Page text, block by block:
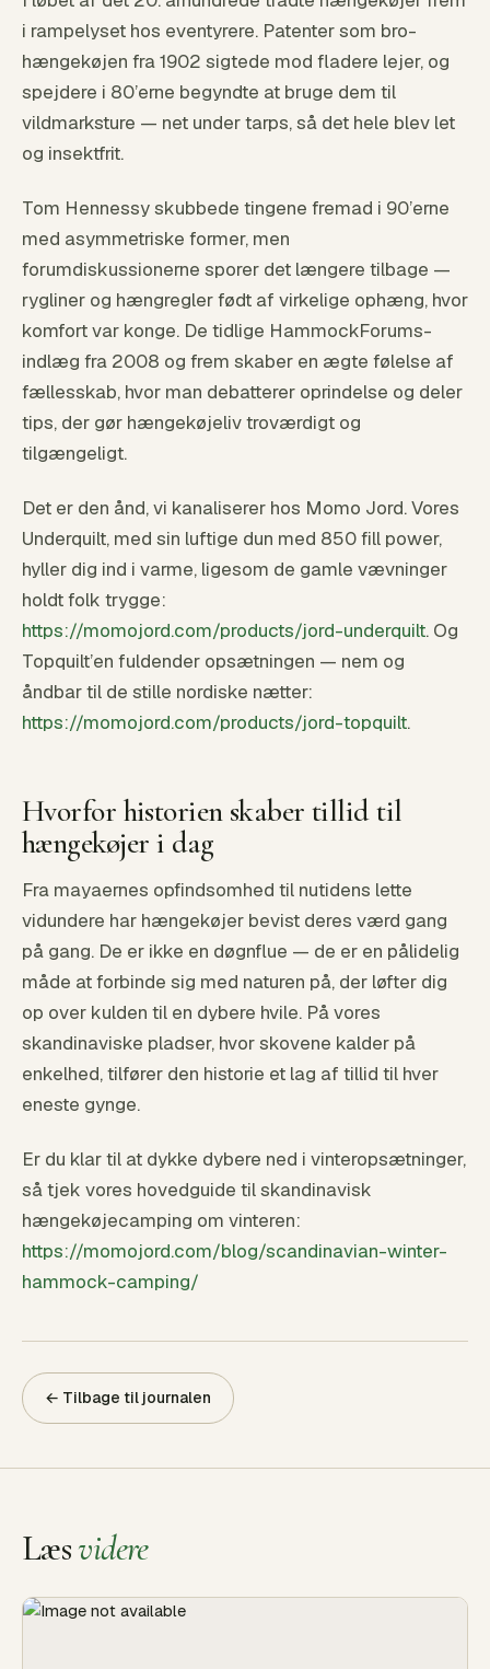
i rampelyset hos eventyrere. Patenter som bro-
hængekøjen fra 1902 sigtede mod fladere lejer, og
spejdere i 80’erne begyndte at bruge dem til
vildmarksture — net under tarps, så det hele blev let
og insektfrit.
Tom Hennessy skubbede tingene fremad i 90’erne
med asymmetriske former, men
forumdiskussionerne sporer det længere tilbage —
rygliner og hængregler født af virkelige ophæng, hvor
komfort var konge. De tidlige HammockForums-
indlæg fra 2008 og frem skaber en ægte følelse af
fællesskab, hvor man debatterer oprindelse og deler
tips, der gør hængekøjeliv troværdigt og
tilgængeligt.
Det er den ånd, vi kanaliserer hos Momo Jord. Vores
Underquilt, med sin luftige dun med 850 fill power,
hyller dig ind i varme, ligesom de gamle vævninger
holdt folk trygge:
https://momojord.com/products/jord-underquilt. Og
Topquilt’en fuldender opsætningen — nem og
åndbar til de stille nordiske nætter:
https://momojord.com/products/jord-topquilt.
Hvorfor historien skaber tillid til
hængekøjer i dag
Fra mayaernes opfindsomhed til nutidens lette
vidundere har hængekøjer bevist deres værd gang
på gang. De er ikke en døgnflue — de er en pålidelig
måde at forbinde sig med naturen på, der løfter dig
op over kulden til en dybere hvile. På vores
skandinaviske pladser, hvor skovene kalder på
enkelhed, tilfører den historie et lag af tillid til hver
eneste gynge.
Er du klar til at dykke dybere ned i vinteropsætninger,
så tjek vores hovedguide til skandinavisk
hængekøjecamping om vinteren:
https://momojord.com/blog/scandinavian-winter-
hammock-camping/
← Tilbage til journalen
Læsvidere